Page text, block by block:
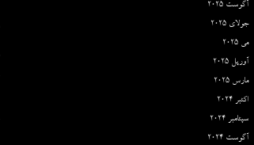
آگوست 2025
جولای 2025
می 2025
آوریل 2025
مارس 2025
اکتبر 2024
سپتامبر 2024
آگوست 2024